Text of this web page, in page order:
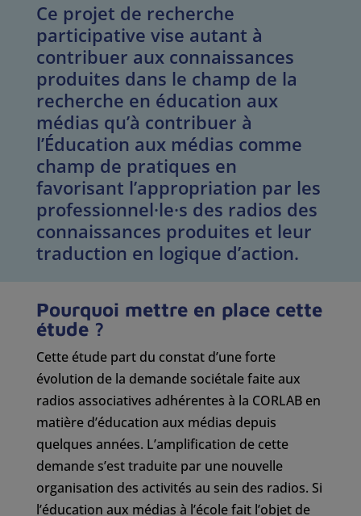
Ce projet de recherche
participative vise autant à
contribuer aux connaissances
produites dans le champ de la
recherche en éducation aux
médias qu’à contribuer à
l’Éducation aux médias comme
champ de pratiques en
favorisant l’appropriation par les
professionnel·le·s des radios des
connaissances produites et leur
traduction en logique d’action.
Pourquoi mettre en place cette
étude ?
Cette étude part du constat d’une forte
évolution de la demande sociétale faite aux
radios associatives adhérentes à la CORLAB en
matière d’éducation aux médias depuis
quelques années. L’amplification de cette
demande s’est traduite par une nouvelle
organisation des activités au sein des radios. Si
l’éducation aux médias à l’école fait l’objet de